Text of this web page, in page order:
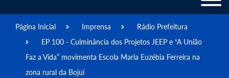
Página Inicial Imprensa
Rádio Prefeitura
EP 100 - Culminância dos Projetos JEEP e “A União
Faz a Vida” movimenta Escola Maria Euzébia Ferreira na
zona rural da Bojuí